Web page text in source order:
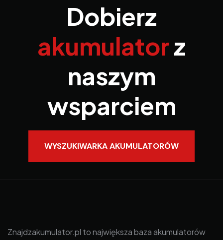
Dobierz
akumulatorz
naszym
wsparciem
WYSZUKIWARKA AKUMULATORÓW
Znajdzakumulator.pl to największa baza akumulatorów